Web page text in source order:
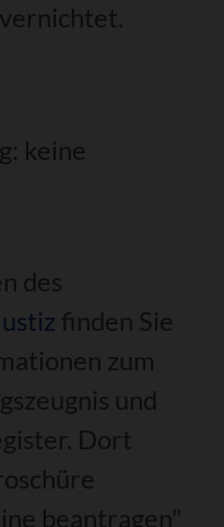
keine
des
finden Sie
zum
und
Dort
beantragen"